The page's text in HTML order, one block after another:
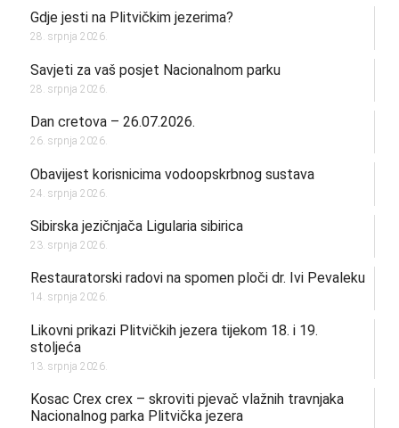
Gdje jesti na Plitvičkim jezerima?
28. srpnja 2026.
Savjeti za vaš posjet Nacionalnom parku
28. srpnja 2026.
Dan cretova – 26.07.2026.
26. srpnja 2026.
Obavijest korisnicima vodoopskrbnog sustava
24. srpnja 2026.
Sibirska jezičnjača Ligularia sibirica
23. srpnja 2026.
Restauratorski radovi na spomen ploči dr. Ivi Pevaleku
14. srpnja 2026.
Likovni prikazi Plitvičkih jezera tijekom 18. i 19.
stoljeća
13. srpnja 2026.
Kosac Crex crex – skroviti pjevač vlažnih travnjaka
Nacionalnog parka Plitvička jezera